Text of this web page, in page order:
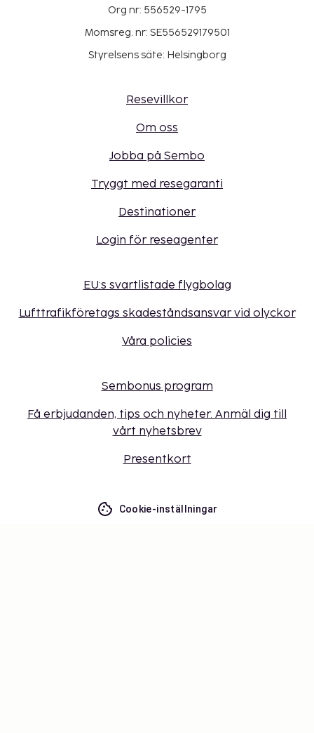
Org nr: 556529-1795
Momsreg. nr: SE556529179501
Styrelsens säte: Helsingborg
Resevillkor
Om oss
Jobba på Sembo
Tryggt med resegaranti
Destinationer
Login för reseagenter
EU:s svartlistade flygbolag
Lufttrafikföretags skadeståndsansvar vid olyckor
Våra policies
Sembonus program
Få erbjudanden, tips och nyheter. Anmäl dig till
vårt nyhetsbrev
Presentkort
Cookie-inställningar